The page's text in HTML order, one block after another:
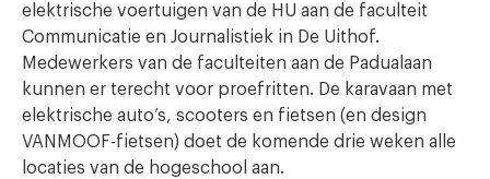
elektrische voertuigen van de HU aan de faculteit
Communicatie en Journalistiek in De Uithof.
Medewerkers van de faculteiten aan de Padualaan
kunnen er terecht voor proefritten. De karavaan met
elektrische auto’s, scooters en fietsen (en design
VANMOOF-fietsen) doet de komende drie weken alle
locaties van de hogeschool aan.